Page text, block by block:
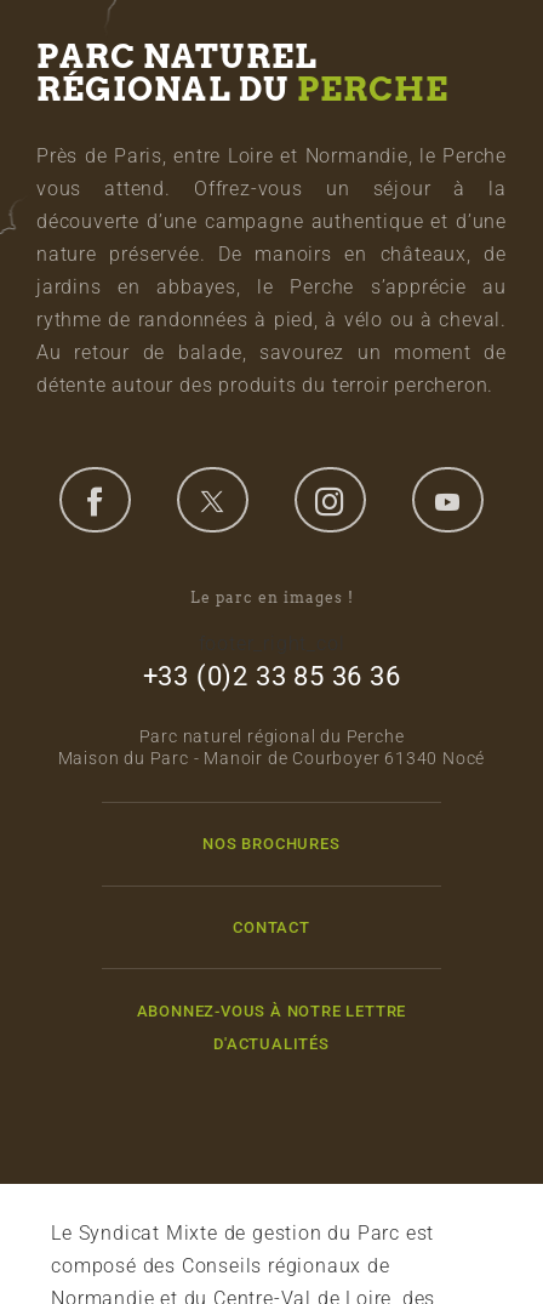
PARC NATUREL
RÉGIONAL DU PERCHE
Près de Paris, entre Loire et Normandie, le Perche
vous attend. Offrez-vous un séjour à la
découverte d’une campagne authentique et d’une
nature préservée. De manoirs en châteaux, de
jardins en abbayes, le Perche s’apprécie au
rythme de randonnées à pied, à vélo ou à cheval.
Au retour de balade, savourez un moment de
détente autour des produits du terroir percheron.
Le parc en images !
+33 (0)2 33 85 36 36
Parc naturel régional du Perche
Maison du Parc - Manoir de Courboyer 61340 Nocé
NOS BROCHURES
CONTACT
ABONNEZ-VOUS À NOTRE LETTRE
D'ACTUALITÉS
Le Syndicat Mixte de gestion du Parc est
composé des Conseils régionaux de
Normandie et du Centre-Val de Loire, des